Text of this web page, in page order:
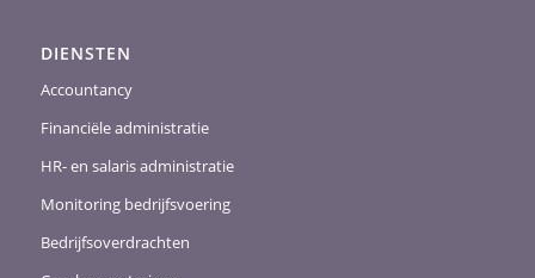
DIENSTEN
Accountancy
Financiële administratie
HR- en salaris administratie
Monitoring bedrijfsvoering
Bedrijfsoverdrachten